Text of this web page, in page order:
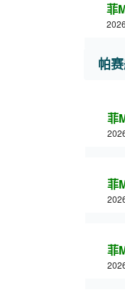
菲
帕
菲
菲
菲